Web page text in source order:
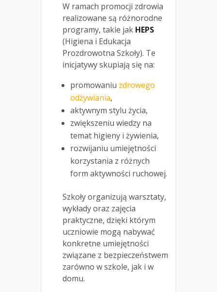
W ramach promocji zdrowia
realizowane są różnorodne
programy, takie jak HEPS
(Higiena i Edukacja
Prozdrowotna Szkoły). Te
inicjatywy skupiają się na:
promowaniu zdrowego
odżywiania,
aktywnym stylu życia,
zwiększeniu wiedzy na
temat higieny i żywienia,
rozwijaniu umiejętności
korzystania z różnych
form aktywności ruchowej.
Szkoły organizują warsztaty,
wykłady oraz zajęcia
praktyczne, dzięki którym
uczniowie mogą nabywać
konkretne umiejętności
związane z bezpieczeństwem
zarówno w szkole, jak i w
domu.